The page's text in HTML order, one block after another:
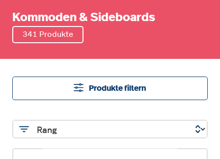
Kommoden & Sideboards
341 Produkte
Produkte filtern